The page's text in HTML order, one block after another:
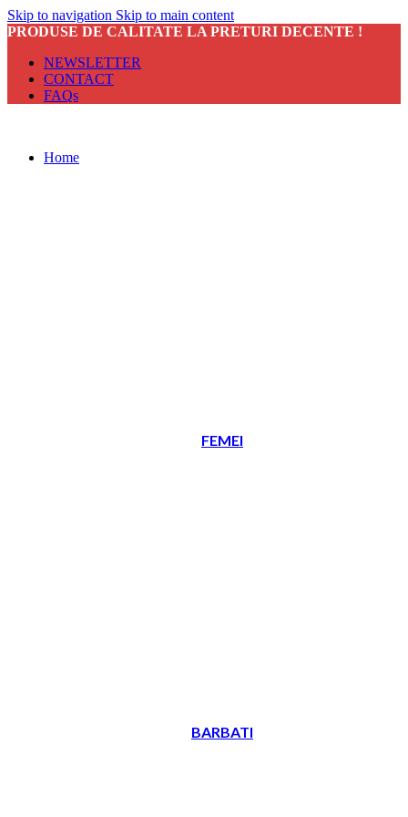
Skip to navigation Skip to main content
PRODUSE DE CALITATE LA PRETURI DECENTE !
NEWSLETTER
CONTACT
FAQs
Home
FEMEI
BARBATI